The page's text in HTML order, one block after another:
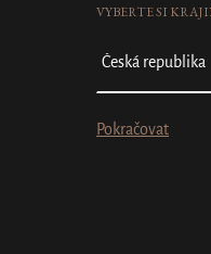
VYBERTE SI
Pokračovat